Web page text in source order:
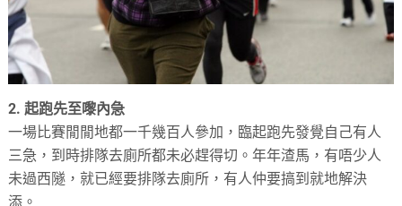
2. 起跑先至嚟內急
一場比賽閒閒地都一千幾百人參加，臨起跑先發覺自己有人
三急，到時排隊去廁所都未必趕得切。年年渣馬，有唔少人
未過西隧，就已經要排隊去廁所，有人仲要搞到就地解決
添。